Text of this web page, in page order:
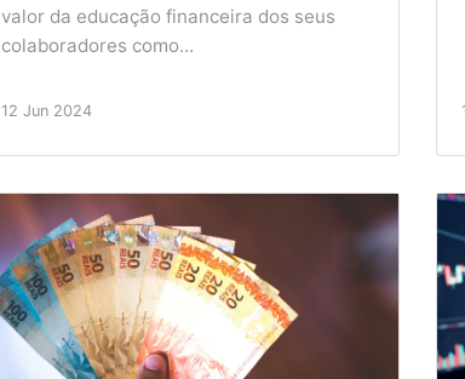
valor da educação financeira dos seus
colaboradores como...
12 Jun 2024